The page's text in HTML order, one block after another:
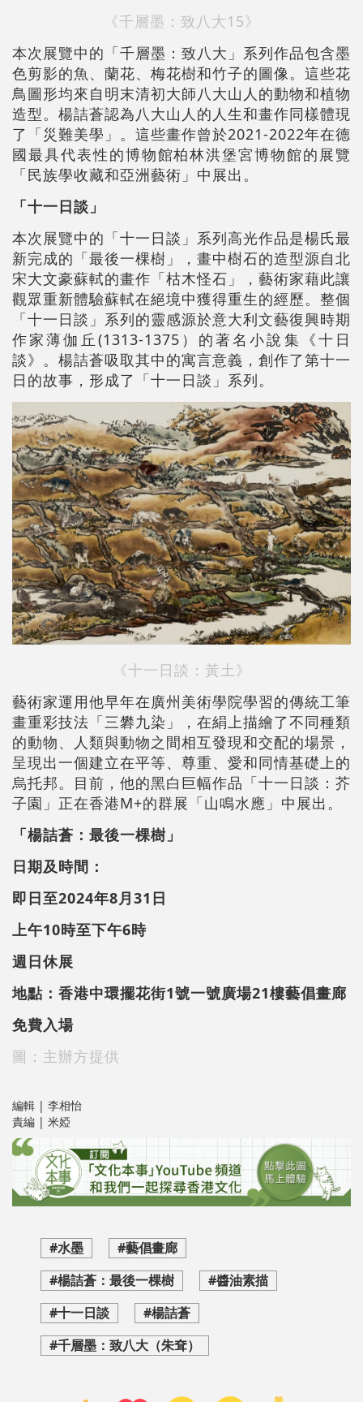
《千層墨：致八大15》
本次展覽中的「千層墨：致八大」系列作品包含墨
色剪影的魚、蘭花、梅花樹和竹子的圖像。這些花
鳥圖形均來自明末清初大師八大山人的動物和植物
造型。楊詰蒼認為八大山人的人生和畫作同樣體現
了「災難美學」。這些畫作曾於2021-2022年在德
國最具代表性的博物館柏林洪堡宮博物館的展覽
「民族學收藏和亞洲藝術」中展出。
「十一日談」
本次展覽中的「十一日談」系列高光作品是楊氏最
新完成的「最後一棵樹」，畫中樹石的造型源自北
宋大文豪蘇軾的畫作「枯木怪石」，藝術家藉此讓
觀眾重新體驗蘇軾在絕境中獲得重生的經歷。整個
「十一日談」系列的靈感源於意大利文藝復興時期
作家薄伽丘(1313-1375）的著名小說集《十日
談》。楊詰蒼吸取其中的寓言意義，創作了第十一
日的故事，形成了「十一日談」系列。
《十一日談：黃土》
藝術家運用他早年在廣州美術學院學習的傳統工筆
畫重彩技法「三礬九染」，在絹上描繪了不同種類
的動物、人類與動物之間相互發現和交配的場景，
呈現出一個建立在平等、尊重、愛和同情基礎上的
烏托邦。目前，他的黑白巨幅作品「十一日談：芥
子園」正在香港M+的群展「山鳴水應」中展出。
「楊詰蒼：最後一棵樹」
日期及時間：
即日至2024年8月31日
上午10時至下午6時
週日休展
地點：香港中環擺花街1號一號廣場21樓藝倡畫廊
免費入場
圖：主辦方提供
編輯 | 李相怡
責編 | 米婭
#水墨
#藝倡畫廊
#楊詰蒼：最後一棵樹
#醬油素描
#十一日談
#楊詰蒼
#千層墨：致八大（朱耷）